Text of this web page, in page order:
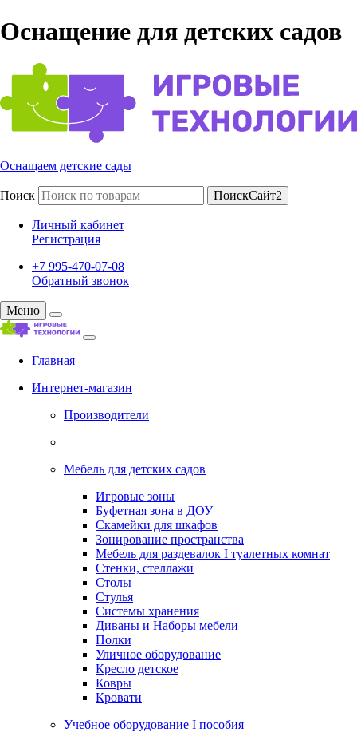
Оснащение для детских садов
Оснащаем детские сады
Поиск ПоискСайт2
Личный кабинет
Регистрация
+7 995-470-07-08
Обратный звонок
Меню
Главная
Интернет-магазин
Производители
Мебель для детских садов
Игровые зоны
Буфетная зона в ДОУ
Скамейки для шкафов
Зонирование пространства
Мебель для раздевалок I туалетных комнат
Стенки, стеллажи
Столы
Стулья
Системы хранения
Диваны и Наборы мебели
Полки
Уличное оборудование
Кресло детское
Ковры
Кровати
Учебное оборудование I пособия